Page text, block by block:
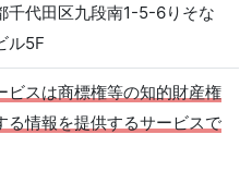
千代田区九段南1-5-6りそな
ル5F
ビスは商標権等の知的財産権
る情報を提供するサービスで